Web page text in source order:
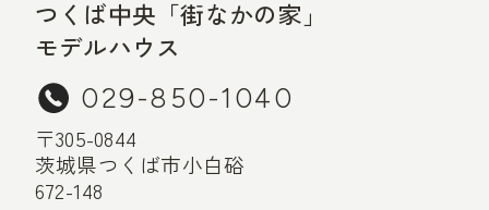
つくば中央「街なかの家」
モデルハウス
029-850-1040
〒305-0844
茨城県つくば市小白硲
672-148